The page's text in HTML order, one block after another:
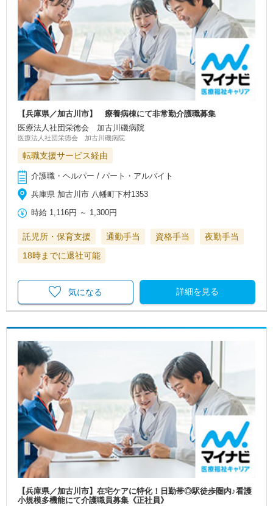
【兵庫県／加古川市】 療養病棟にて非常勤介護職募集
医療法人社団栄徳会 加古川磯病院
医療法人社団栄徳会 加古川磯病院
転職支援サービス経由
介護職・ヘルパー / パート・アルバイト
兵庫県 加古川市 八幡町下村1353
時給 1,116円 ～ 1,300円
託児所・保育支援 通勤手当 資格手当
夜勤手当
18時までに退社可能
詳細を見る
気になる
【兵庫県／加古川市】在宅ケアに特化！日勤帯◎駅徒歩圏内♪看護
小規模多機能にて介護職員募集《正社員》